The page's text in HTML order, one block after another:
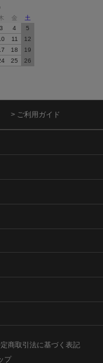
金
土
3 4
5
11
12
18
19
25
26
> ご利用ガイド
商取引法に基づく表記
プ